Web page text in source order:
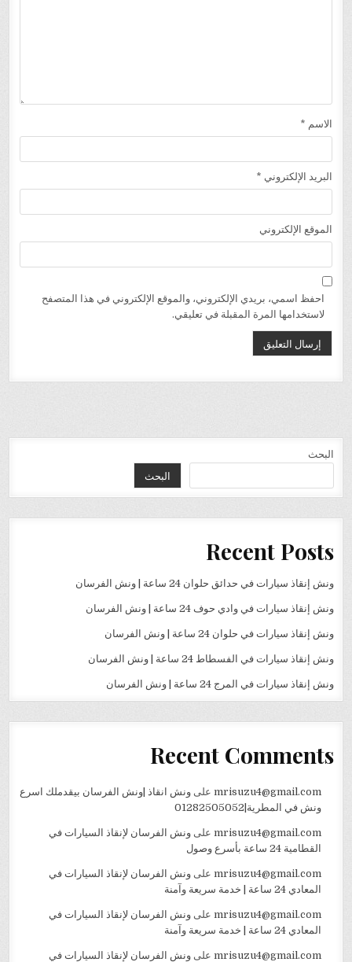
الاسم *
البريد الإلكتروني *
الموقع الإلكتروني
احفظ اسمي، بريدي الإلكتروني، والموقع الإلكتروني في هذا المتصفح
لاستخدامها المرة المقبلة في تعليقي.
البحث
البحث
Recent Posts
ونش إنقاذ سيارات في حدائق حلوان 24 ساعة | ونش الفرسان
ونش إنقاذ سيارات في وادي حوف 24 ساعة | ونش الفرسان
ونش إنقاذ سيارات في حلوان 24 ساعة | ونش الفرسان
ونش إنقاذ سيارات في الفسطاط 24 ساعة | ونش الفرسان
ونش إنقاذ سيارات في المرج 24 ساعة | ونش الفرسان
Recent Comments
mrisuzu4@gmail.comعلى ونش انقاذ |ونش الفرسان بيقدملك اسرع
ونش في المطرية|01282505052
mrisuzu4@gmail.comعلى ونش الفرسان لإنقاذ السيارات في
القطامية 24 ساعة بأسرع وصول
mrisuzu4@gmail.comعلى ونش الفرسان لإنقاذ السيارات في
المعادي 24 ساعة | خدمة سريعة وآمنة
mrisuzu4@gmail.comعلى ونش الفرسان لإنقاذ السيارات في
المعادي 24 ساعة | خدمة سريعة وآمنة
mrisuzu4@gmail.comعلى ونش الفرسان لإنقاذ السيارات في